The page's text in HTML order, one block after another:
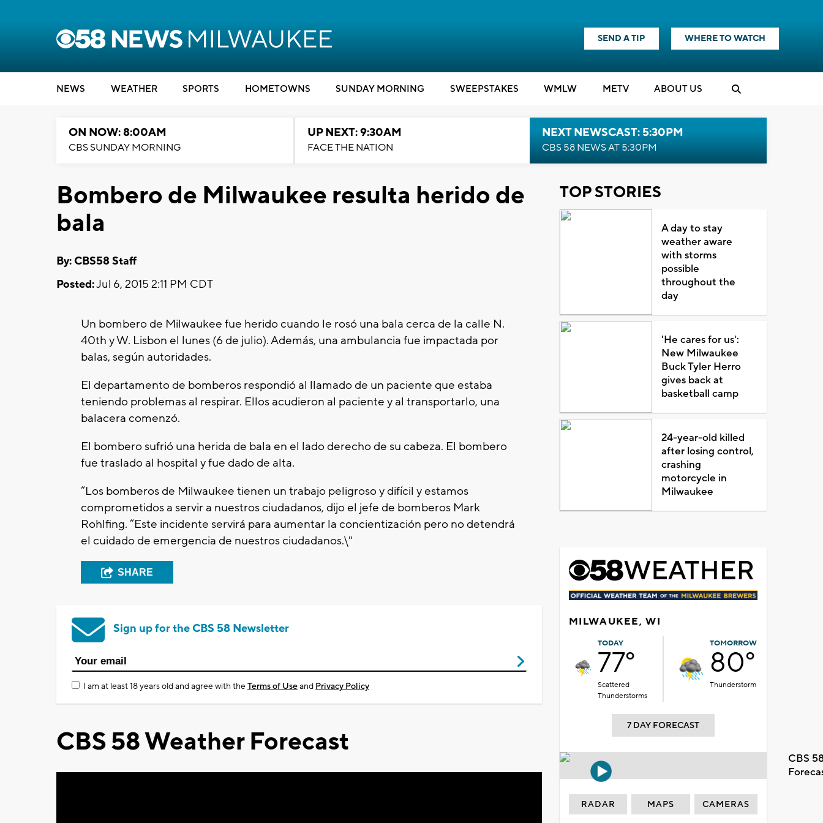
SEND A TIP WHERE TO WATCH
NEWS WEATHER SPORTS HOMETOWNS SUNDAY MORNING SWEEPSTAKES WMLW METV ABOUT US
ON NOW: 8:00AM
CBS SUNDAY MORNING
UP NEXT: 9:30AM
FACE THE NATION
NEXT NEWSCAST: 5:30PM
CBS 58 NEWS AT 5:30PM
Bombero de Milwaukee resulta herido de
bala
By: CBS58 Staff
Posted:Jul 6, 2015 2:11 PM CDT
Un bombero de Milwaukee fue herido cuando le rosó una bala cerca de la calle N.
40th y W. Lisbon el lunes (6 de julio). Además, una ambulancia fue impactada por
balas, según autoridades.
El departamento de bomberos respondió al llamado de un paciente que estaba
teniendo problemas al respirar. Ellos acudieron al paciente y al transportarlo, una
balacera comenzó.
El bombero sufrió una herida de bala en el lado derecho de su cabeza. El bombero
fue traslado al hospital y fue dado de alta.
“Los bomberos de Milwaukee tienen un trabajo peligroso y difícil y estamos
comprometidos a servir a nuestros ciudadanos, dijo el jefe de bomberos Mark
Rohlfing. “Este incidente servirá para aumentar la concientización pero no detendrá
el cuidado de emergencia de nuestros ciudadanos.\"
SHARE
Sign up for the CBS 58 Newsletter
I am at least 18 years old and agree with theTerms of Useand Privacy Policy
CBS 58 Weather Forecast
TOP STORIES
A day to stay
weather aware
with storms
possible
throughout the
day
'He cares for us':
New Milwaukee
Buck Tyler Herro
gives back at
basketball camp
24-year-old killed
after losing control,
crashing
motorcycle in
Milwaukee
MILWAUKEE, WI
TODAY
77°
Scattered
Thunderstorms
TOMORROW
80°
Thunderstorm
7 DAY FORECAST
CBS
RADAR MAPS CAMERAS